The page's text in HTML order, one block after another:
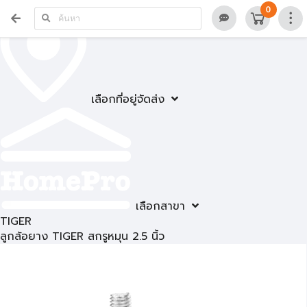
เลือกที่อยู่จัดส่ง
เลือกสาขา
0
TIGER
ลูกล้อยาง TIGER สกรูหมุน 2.5 นิ้ว